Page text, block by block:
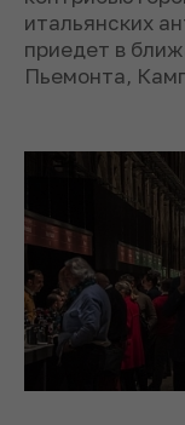
итальянских
приедет в
Пьемонта,